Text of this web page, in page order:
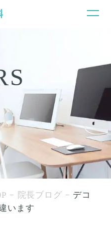
院長ブログ
デコ
います